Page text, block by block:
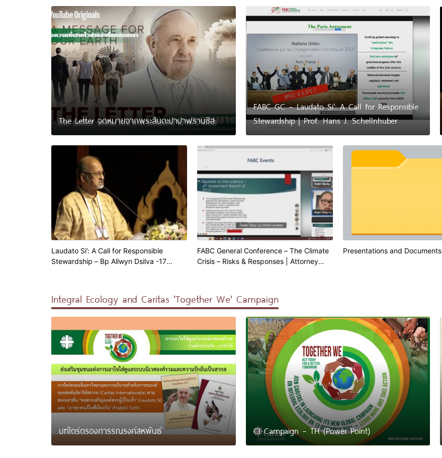
The Letter จดหมายจากพระสันตะปาปาฟรานซิส
FABC GC – Laudato Si’: A Call for Responsible
Stewardship | Prof. Hans J. Schellnhuber
Laudato Si’: A Call for Responsible
Stewardship – Bp Allwyn Dsilva -17
FABC General Conference – The Climate
Crisis – Risks & Responses | Attorney
Presentations and Documents
Integral Ecology and Caritas 'Together We' Campaign
บทไตร่ตรองการรณรงค์สหพันธ์ CI Campaign – TH (Power Point)